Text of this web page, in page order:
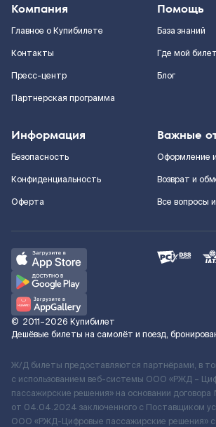
Компания
Главное о Купибилете
Контакты
Пресс-центр
Партнерская программа
Помощь
База знаний
Где мой билет
Блог
Информация
Безопасность
Конфиденциальность
Оферта
Важные
Оформление
Возврат и
Все вопросы
© 2011–2026 Купибилет
Дешёвые билеты на самолёт и поезд,
Ж/Д билеты предоставляются партнёрами, в
с использованием веб-системы ООО «РЖД –
пассажирские решения» на основании
от 04.04.2024 заключенного с Поставщиком
ООО «РЖД-Цифровые пассажирские решения»